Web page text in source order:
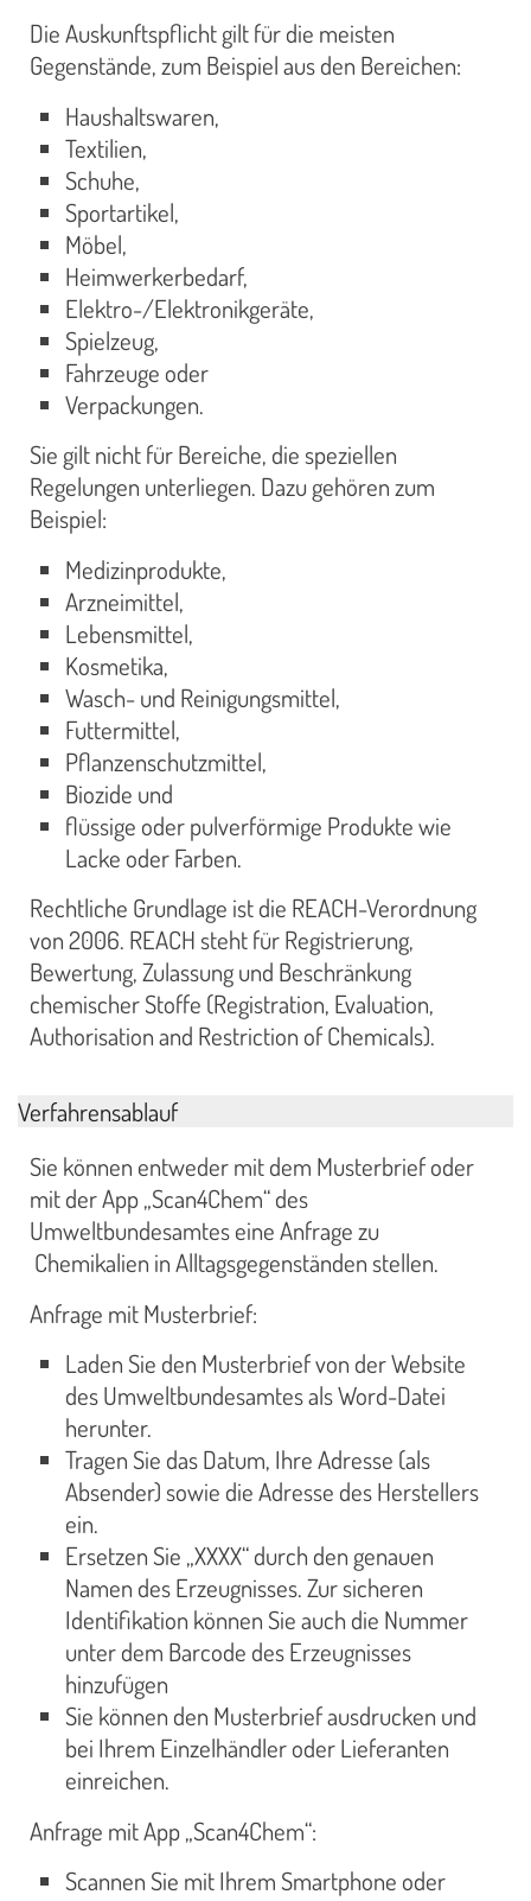
Die Auskunftspflicht gilt für die meisten
Gegenstände, zum Beispiel aus den Bereichen:
Haushaltswaren,
Textilien,
Schuhe,
Sportartikel,
Möbel,
Heimwerkerbedarf,
Elektro-/Elektronikgeräte,
Spielzeug,
Fahrzeuge oder
Verpackungen.
Sie gilt nicht für Bereiche, die speziellen
Regelungen unterliegen. Dazu gehören zum
Beispiel:
Medizinprodukte,
Arzneimittel,
Lebensmittel,
Kosmetika,
Wasch- und Reinigungsmittel,
Futtermittel,
Pflanzenschutzmittel,
Biozide und
flüssige oder pulverförmige Produkte wie
Lacke oder Farben.
Rechtliche Grundlage ist die REACH-Verordnung
von 2006. REACH steht für Registrierung,
Bewertung, Zulassung und Beschränkung
chemischer Stoffe (Registration, Evaluation,
Authorisation and Restriction of Chemicals).
Verfahrensablauf
Sie können entweder mit dem Musterbrief oder
mit der App „Scan4Chem“ des
Umweltbundesamtes eine Anfrage zu
Chemikalien in Alltagsgegenständen stellen.
Anfrage mit Musterbrief:
Laden Sie den Musterbrief von der Website
des Umweltbundesamtes als Word-Datei
herunter.
Tragen Sie das Datum, Ihre Adresse (als
Absender) sowie die Adresse des Herstellers
ein.
Ersetzen Sie „XXXX“ durch den genauen
Namen des Erzeugnisses. Zur sicheren
Identifikation können Sie auch die Nummer
unter dem Barcode des Erzeugnisses
hinzufügen
Sie können den Musterbrief ausdrucken und
bei Ihrem Einzelhändler oder Lieferanten
einreichen.
Anfrage mit App „Scan4Chem“:
Scannen Sie mit Ihrem Smartphone oder